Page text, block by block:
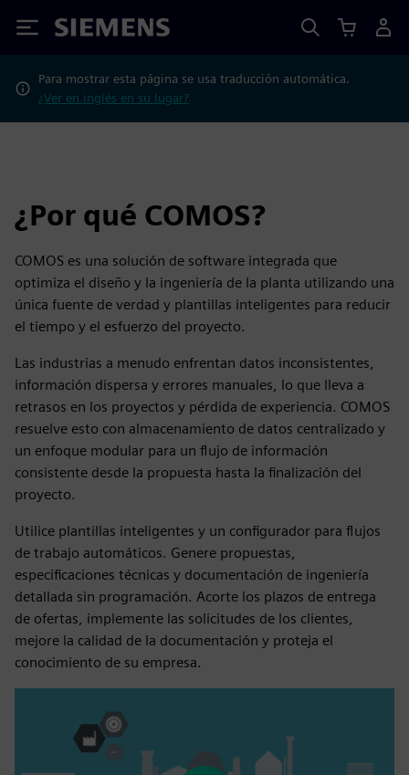
Siemens
Para mostrar esta página se usa traducción automática.
¿Ver en inglés en su lugar?
¿Por qué COMOS?
COMOS es una solución de software integrada que
optimiza el diseño y la ingeniería de la planta utilizando una
única fuente de verdad y plantillas inteligentes para reducir
el tiempo y el esfuerzo del proyecto.
Las industrias a menudo enfrentan datos inconsistentes,
información dispersa y errores manuales, lo que lleva a
retrasos en los proyectos y pérdida de experiencia. COMOS
resuelve esto con almacenamiento de datos centralizado y
un enfoque modular para un flujo de información
consistente desde la propuesta hasta la finalización del
proyecto.
Utilice plantillas inteligentes y un configurador para flujos
de trabajo automáticos. Genere propuestas,
especificaciones técnicas y documentación de ingeniería
detallada sin programación. Acorte los plazos de entrega
de ofertas, implemente las solicitudes de los clientes,
mejore la calidad de la documentación y proteja el
conocimiento de su empresa.